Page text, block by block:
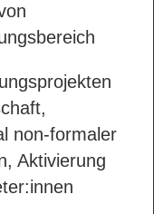
non-formaler
Aktivierung